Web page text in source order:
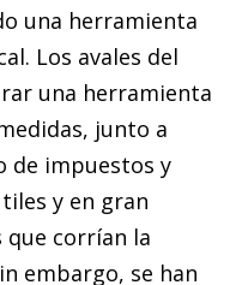
una herramienta
Los avales del
una herramienta
junto a
de impuestos y
y en gran
que corrían la
embargo, se han